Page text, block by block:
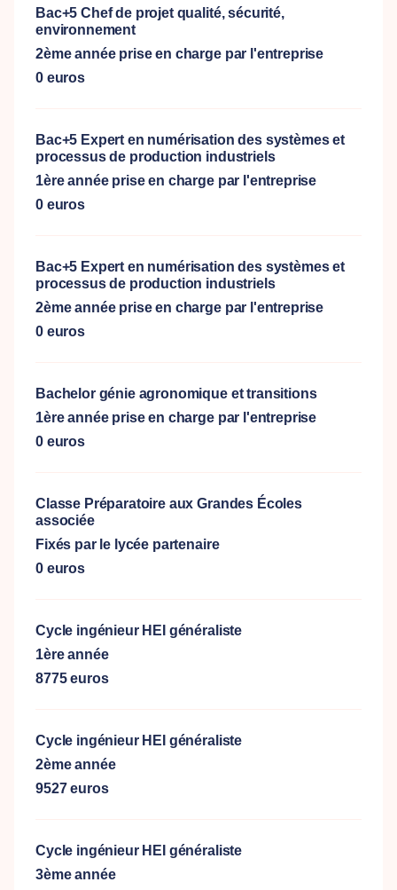
Bac+5 Chef de projet qualité, sécurité,
environnement
2ème année prise en charge par l'entreprise
0 euros
Bac+5 Expert en numérisation des systèmes et
processus de production industriels
1ère année prise en charge par l'entreprise
0 euros
Bac+5 Expert en numérisation des systèmes et
processus de production industriels
2ème année prise en charge par l'entreprise
0 euros
Bachelor génie agronomique et transitions
1ère année prise en charge par l'entreprise
0 euros
Classe Préparatoire aux Grandes Écoles
associée
Fixés par le lycée partenaire
0 euros
Cycle ingénieur HEI généraliste
1ère année
8775 euros
Cycle ingénieur HEI généraliste
2ème année
9527 euros
Cycle ingénieur HEI généraliste
3ème année